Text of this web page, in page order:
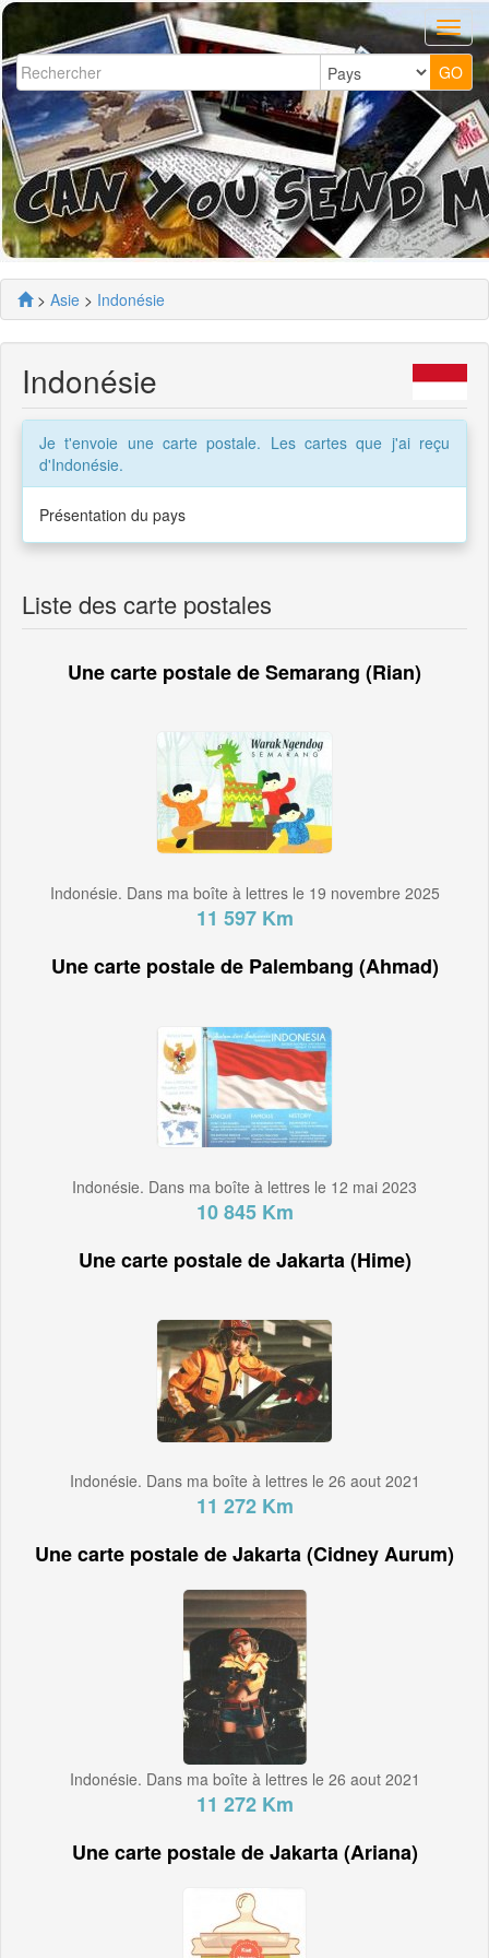
> Asie > Indonésie
Indonésie
Je t'envoie une carte postale. Les cartes que j'ai reçu
d'Indonésie.
Présentation du pays
Liste des carte postales
Une carte postale de Semarang (Rian)
Indonésie. Dans ma boîte à lettres le 19 novembre 2025
11 597 Km
Une carte postale de Palembang (Ahmad)
Indonésie. Dans ma boîte à lettres le 12 mai 2023
10 845 Km
Une carte postale de Jakarta (Hime)
Indonésie. Dans ma boîte à lettres le 26 aout 2021
11 272 Km
Une carte postale de Jakarta (Cidney Aurum)
Indonésie. Dans ma boîte à lettres le 26 aout 2021
11 272 Km
Une carte postale de Jakarta (Ariana)